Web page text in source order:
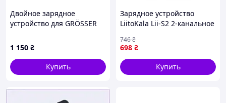
Двойное зарядное
устройство для GRÖSSER
market-without-queues-
1 150 ₴
Купить
Зарядное устройство
LiitoKala Lii-S2 2-канальное
LiFePO4, Ni-MH/Ni-Cd
AA/AAA/18650/26650
698 ₴
746₴
Купить